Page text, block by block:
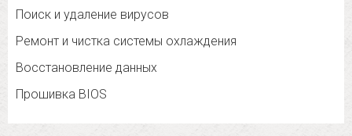
Поиск и удаление вирусов
Ремонт и чистка системы охлаждения
Восстановление данных
Прошивка BIOS